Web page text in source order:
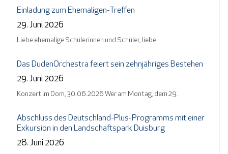
Einladung zum Ehemaligen-Treffen
29. Juni 2026
Liebe ehemalige Schülerinnen und Schüler, liebe
Das DudenOrchestra feiert sein zehnjähriges Bestehen
29. Juni 2026
Konzert im Dom, 30.06.2026 Wer am Montag, dem 29.
Abschluss des Deutschland-Plus-Programms mit einer
Exkursion in den Landschaftspark Duisburg
28. Juni 2026